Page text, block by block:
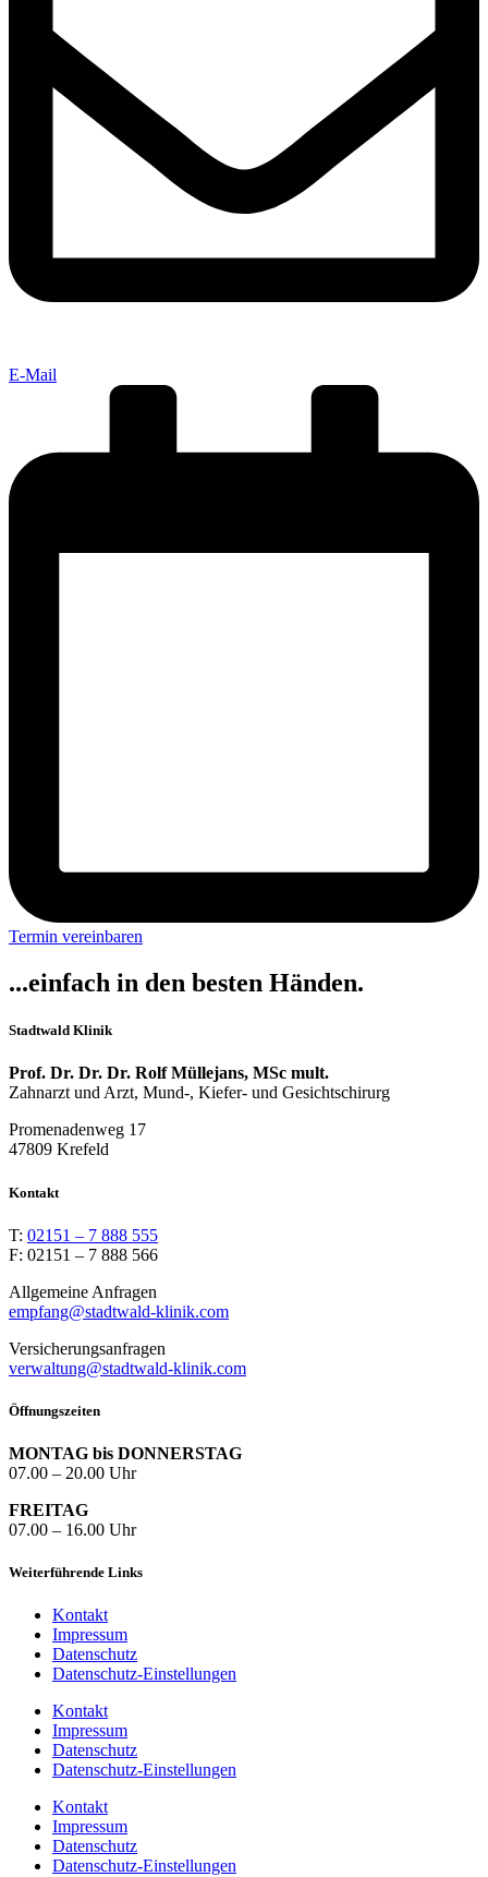
E-Mail
Termin vereinbaren
...einfach in den besten Händen.
Stadtwald Klinik
Prof. Dr. Dr. Dr. Rolf Müllejans, MSc mult.
Zahnarzt und Arzt, Mund-, Kiefer- und Gesichtschirurg
Promenadenweg 17
47809 Krefeld
Kontakt
T: 02151 – 7 888 555
F: 02151 – 7 888 566
Allgemeine Anfragen
empfang@stadtwald-klinik.com
Versicherungsanfragen
verwaltung@stadtwald-klinik.com
Öffnungszeiten
MONTAG bis DONNERSTAG
07.00 – 20.00 Uhr
FREITAG
07.00 – 16.00 Uhr
Weiterführende Links
Kontakt
Impressum
Datenschutz
Datenschutz-Einstellungen
Kontakt
Impressum
Datenschutz
Datenschutz-Einstellungen
Kontakt
Impressum
Datenschutz
Datenschutz-Einstellungen